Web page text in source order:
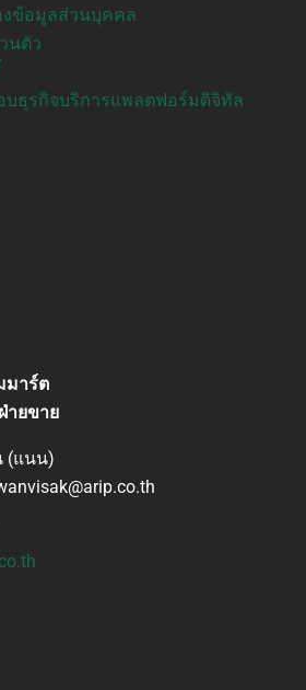
ข้อมูลส่วนบุคคล
นตัว
บธุรกิจบริการแพลตฟอร์มดิจิทัล
มาร์ต
ายขาย
(แนน)